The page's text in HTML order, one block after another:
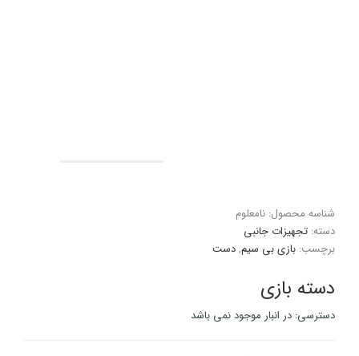
شناسه محصول:نامعلوم
دسته:تجهیزات جانبی
برچسب:بازی بی سیم,دست
دسته بازی
دسترسی: در انبار موجود نمی باشد